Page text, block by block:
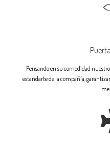
Pensando en su comodidad
estandarte de la compañía,